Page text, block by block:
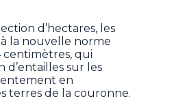
d’hectares, les
à la nouvelle norme
centimètres, qui
d’entailles sur les
en
terres de la couronne.